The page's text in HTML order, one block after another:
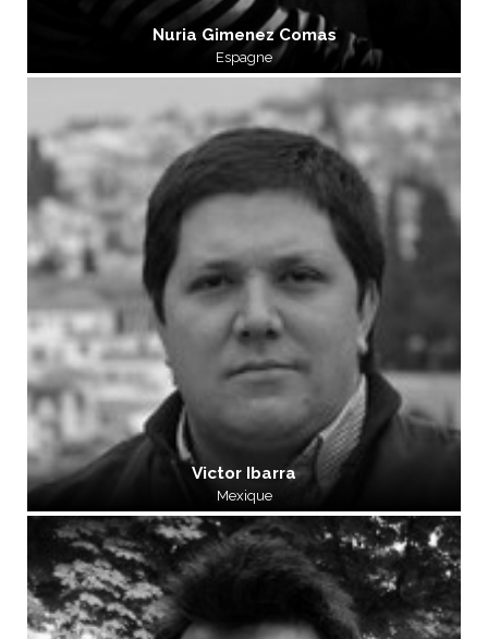
Nuria Gimenez Comas
Espagne
Victor Ibarra
Mexique